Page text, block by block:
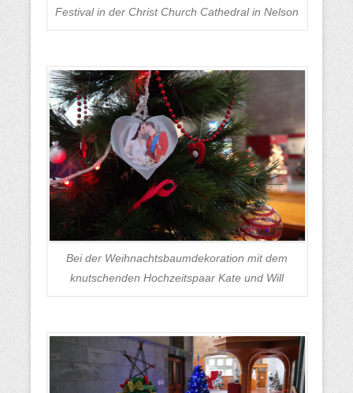
Festival in der Christ Church Cathedral in Nelson
Bei der Weihnachtsbaumdekoration mit dem
knutschenden Hochzeitspaar Kate und Will